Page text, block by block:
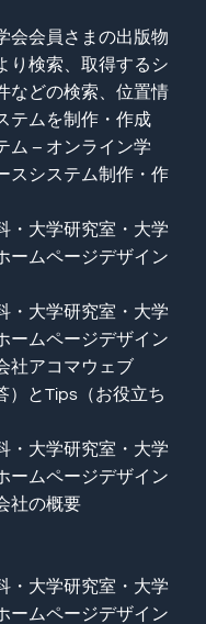
会会員さまの出版物
り検索、取得するシ
などの検索、位置情
テムを制作・作成
ム – オンライン学
スシステム制作・作
・大学研究室・大学
ームページデザイン
・大学研究室・大学
ームページデザイン
社アコマウェブ
）とTips（お役立ち
・大学研究室・大学
ームページデザイン
社の概要
・大学研究室・大学
ームページデザイン